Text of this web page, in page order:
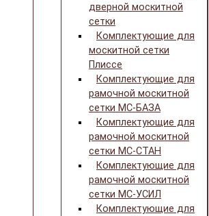
дверной москитной
сетки
Комплектующие для
москитной сетки
Плиссе
Комплектующие для
рамочной москитной
сетки МС-БАЗА
Комплектующие для
рамочной москитной
сетки МС-СТАН
Комплектующие для
рамочной москитной
сетки МС-УСИЛ
Комплектующие для